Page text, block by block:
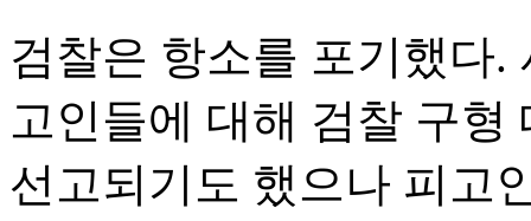
검찰은 항소를 포기했다
고인들에 대해 검찰 구형
선고되기도 했으나 피고